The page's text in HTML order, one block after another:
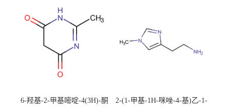
校可先用后付
6-羟基-2-甲基嘧啶-4(3H)-酮
2-(1-甲基-1H-咪唑-4-基)乙-1-